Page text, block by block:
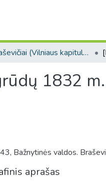
Braševičiai (Vilniaus kapitulos fondas. F43. Bažnytinės valdos)
1832
Bažnytinės valdos.
aprašas